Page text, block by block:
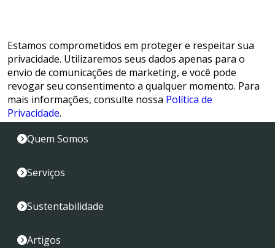
Estamos comprometidos em proteger e respeitar sua
privacidade. Utilizaremos seus dados apenas para o
envio de comunicações de marketing, e você pode
revogar seu consentimento a qualquer momento. Para
mais informações, consulte nossa Política de
Privacidade.
Quem Somos
Serviços
Sustentabilidade
Artigos